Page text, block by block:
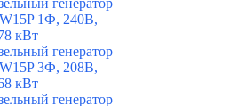
генератор
1Ф, 240В,
кВт
генератор
3Ф, 208В,
кВт
генератор